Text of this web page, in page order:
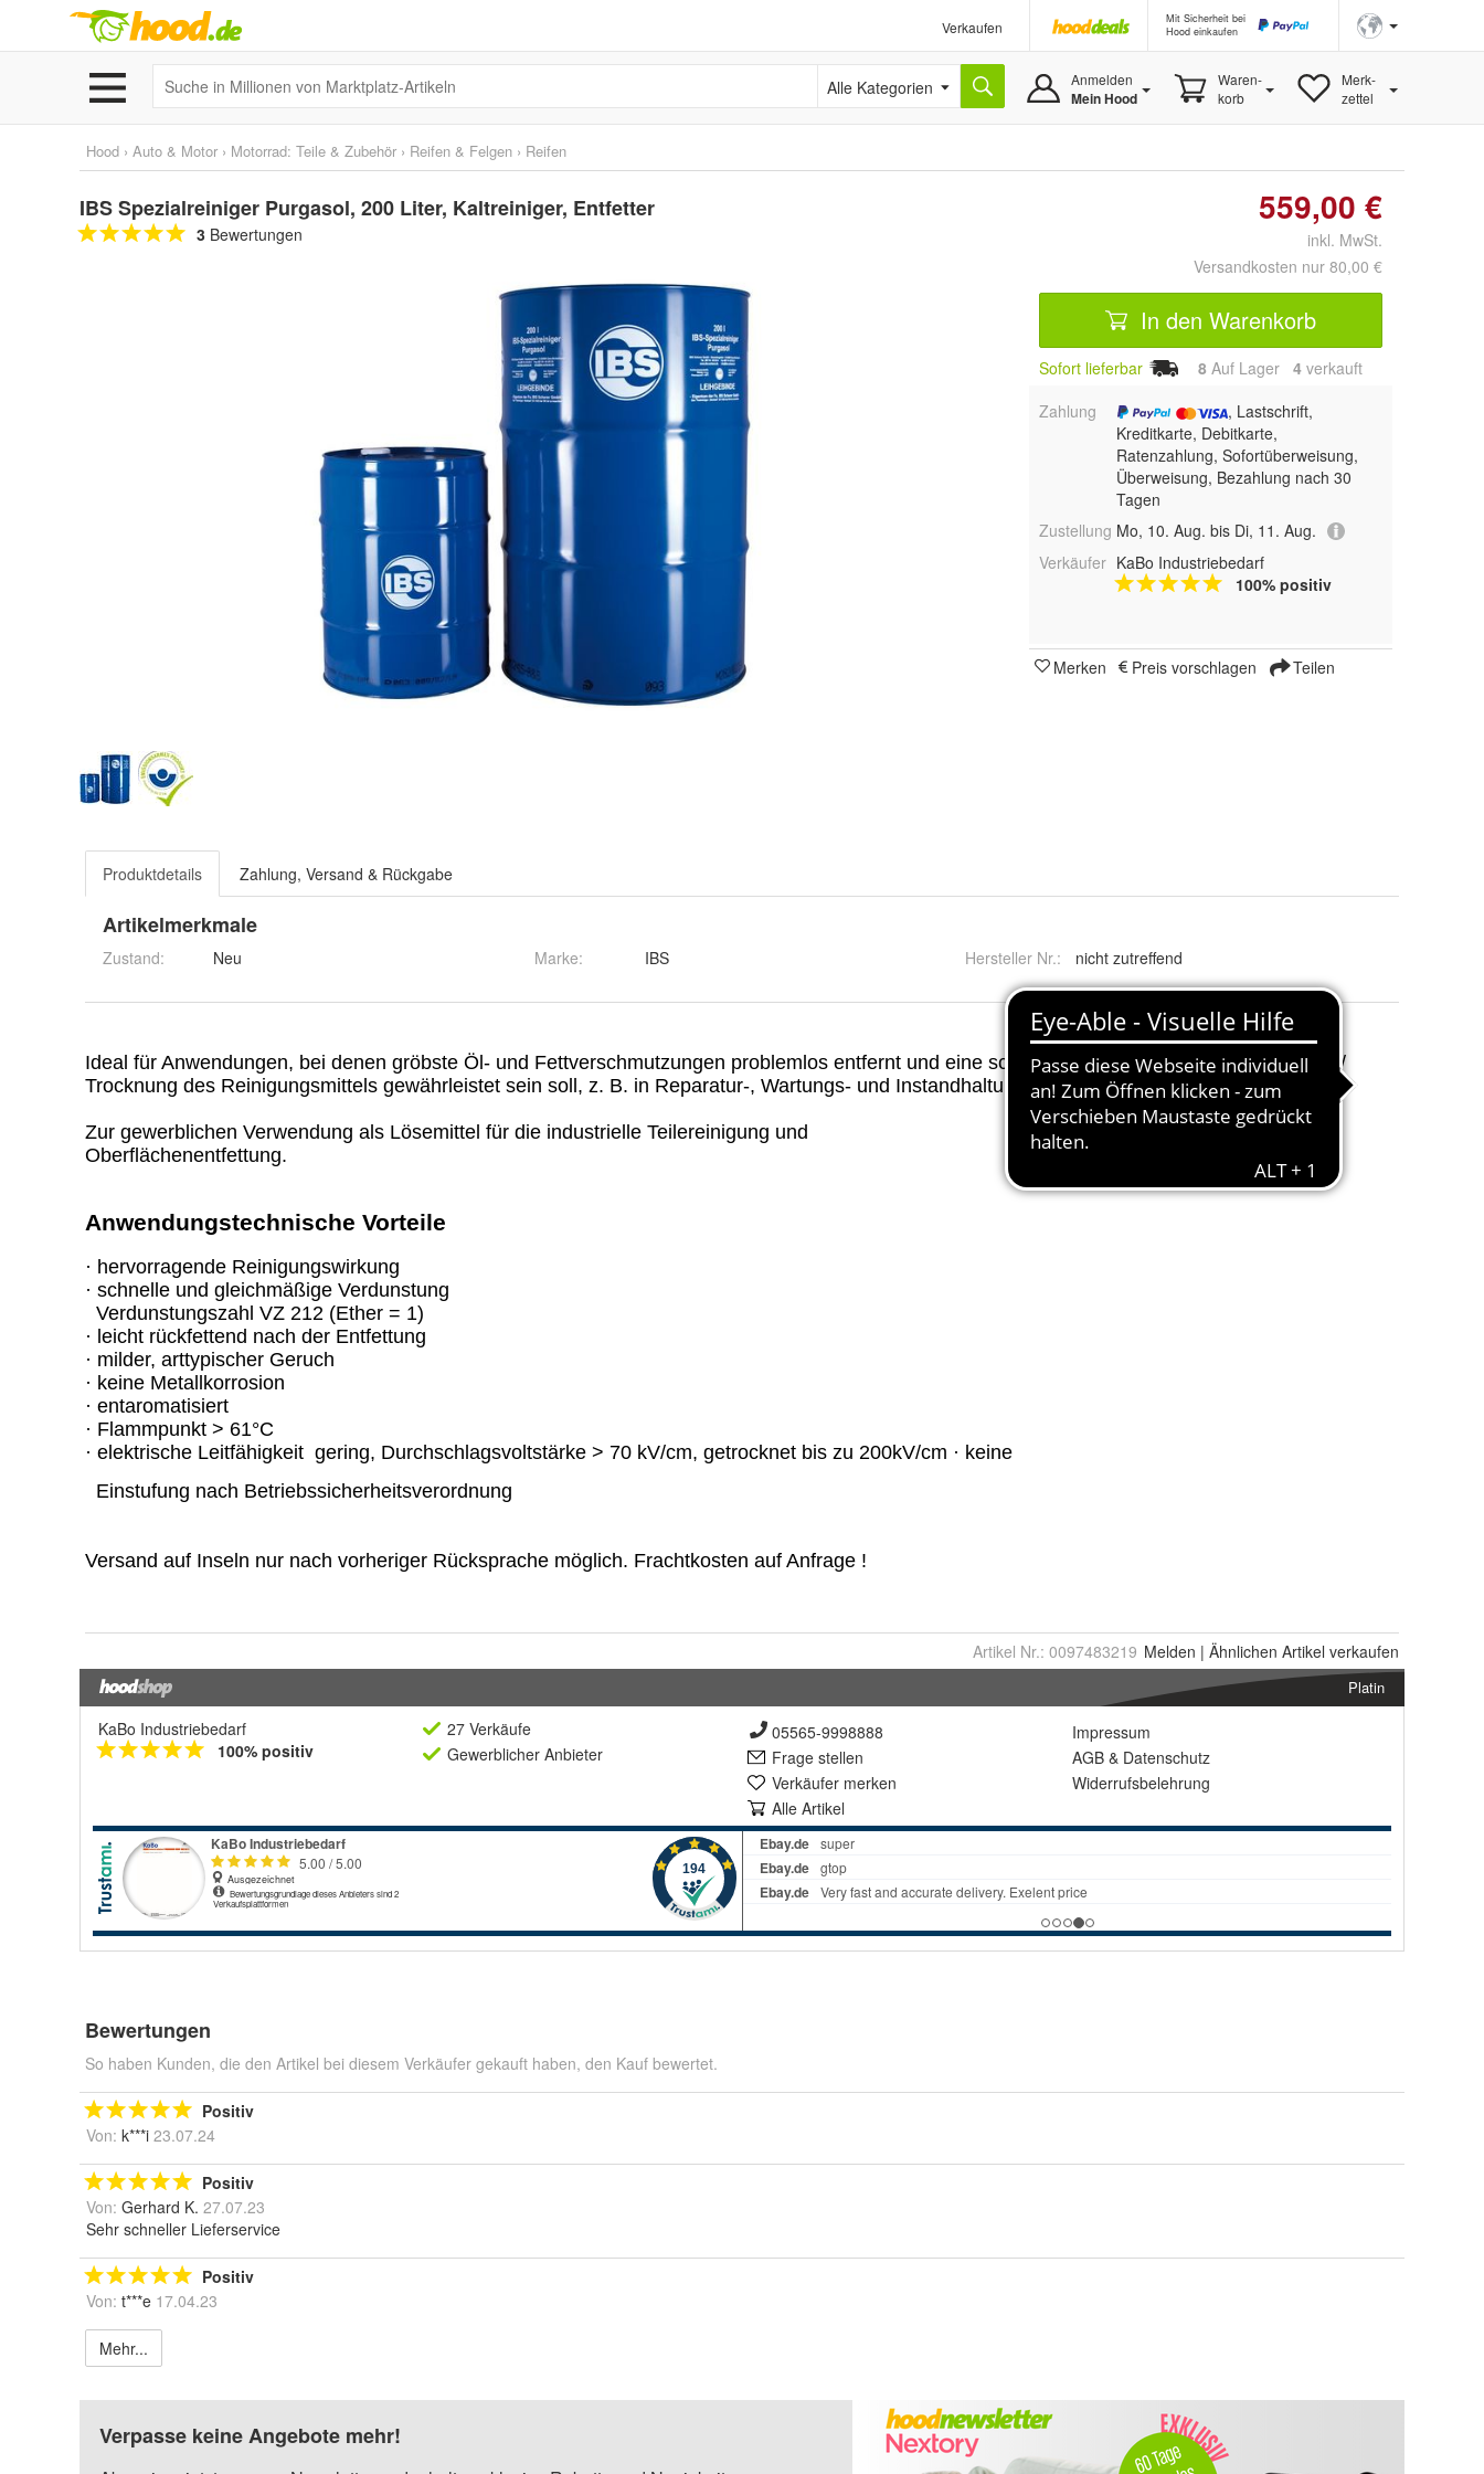
Verkaufen
Mit Sicherheit bei
Hood einkaufen
Alle Kategorien Anmelden
Mein Hood
Waren-
korb
Merk-
zettel
Hood › Auto & Motor › Motorrad: Teile & Zubehör › Reifen & Felgen › Reifen
IBS Spezialreiniger Purgasol, 200 Liter, Kaltreiniger, Entfetter
3 Bewertungen
559,00 €
inkl. MwSt.
Versandkosten nur 80,00 €
In den Warenkorb
Sofort lieferbar 8 Auf Lager 4 verkauft
Zahlung
, Lastschrift,
Kreditkarte, Debitkarte,
Ratenzahlung, Sofortüberweisung,
Überweisung, Bezahlung nach 30
Tagen
Zustellung Mo, 10. Aug. bis Di, 11. Aug.
Verkäufer KaBo Industriebedarf
100% positiv
Merken Preis vorschlagen Teilen
Produktdetails Zahlung, Versand & Rückgabe
Artikelmerkmale
Zustand: Neu Marke: IBS Hersteller Nr.: nicht zutreffend
Artikel Nr.: 0097483219 Melden | Ähnlichen Artikel verkaufen
Platin
KaBo Industriebedarf
100% positiv
27 Verkäufe
Gewerblicher Anbieter
05565-9998888
Frage stellen
Verkäufer merken
Alle Artikel
Impressum
AGB & Datenschutz
Widerrufsbelehrung
Bewertungen
So haben Kunden, die den Artikel bei diesem Verkäufer gekauft haben, den Kauf bewertet.
Positiv
Von: k***i 23.07.24
Positiv
Von: Gerhard K. 27.07.23
Sehr schneller Lieferservice
Positiv
Von: t***e 17.04.23
Mehr...
Verpasse keine Angebote mehr!